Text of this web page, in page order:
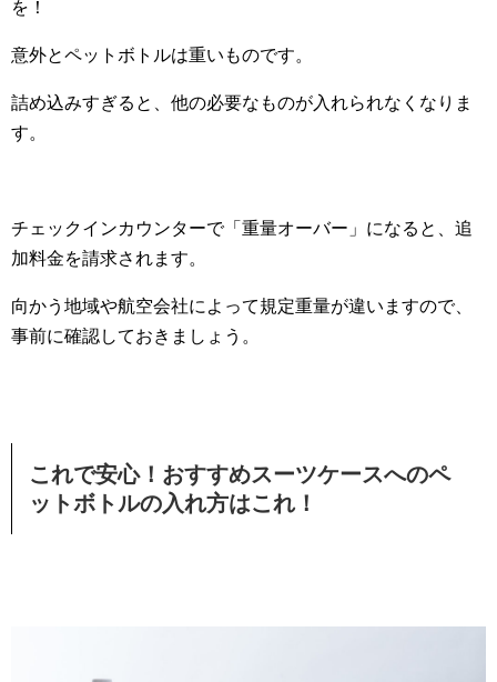
を！
意外とペットボトルは重いものです。
詰め込みすぎると、他の必要なものが入れられなくなりま
す。
チェックインカウンターで「重量オーバー」になると、追
加料金を請求されます。
向かう地域や航空会社によって規定重量が違いますので、
事前に確認しておきましょう。
これで安心！おすすめスーツケースへのペ
ットボトルの入れ方はこれ！